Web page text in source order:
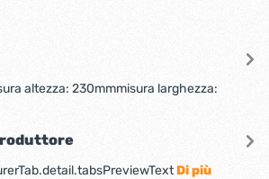
altezza: 230mmmisura larghezza:
Di più